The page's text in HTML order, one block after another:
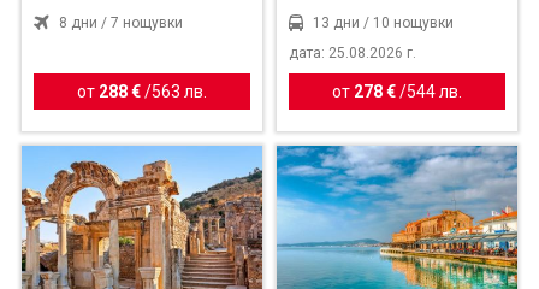
8 дни / 7 нощувки
от 288 € /563 лв.
13 дни / 10 нощувки
дата: 25.08.2026 г.
от 278 €/544 лв.